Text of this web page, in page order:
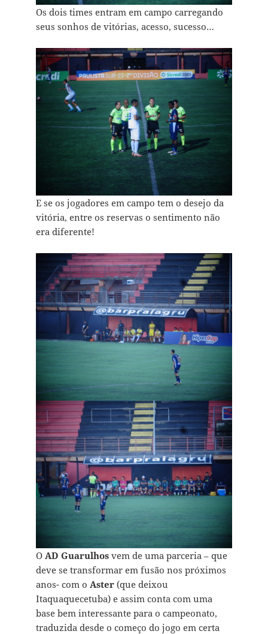
Os dois times entram em campo carregando
seus sonhos de vitórias, acesso, sucesso…
E se os jogadores em campo tem o desejo da
vitória, entre os reservas o sentimento não
era diferente!
O AD Guarulhosvem de uma parceria – que
deve se transformar em fusão nos próximos
anos- com o Aster(que deixou
Itaquaquecetuba) e assim conta com uma
base bem interessante para o campeonato,
traduzida desde o começo do jogo em certa